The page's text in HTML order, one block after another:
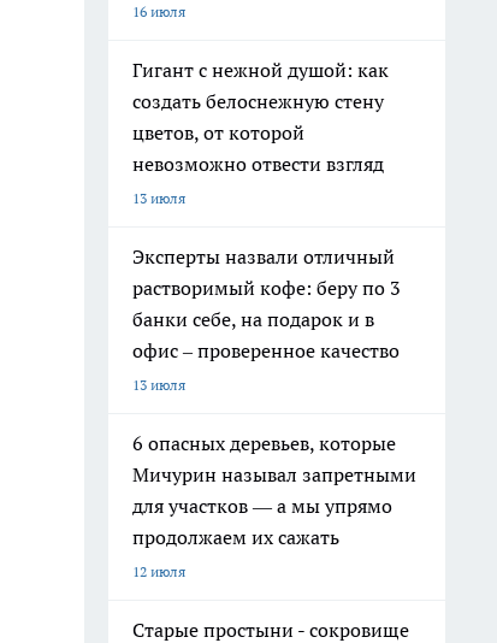
16 июля
Гигант с нежной душой: как
создать белоснежную стену
цветов, от которой
невозможно отвести взгляд
13 июля
Эксперты назвали отличный
растворимый кофе: беру по 3
банки себе, на подарок и в
офис – проверенное качество
13 июля
6 опасных деревьев, которые
Мичурин называл запретными
для участков — а мы упрямо
продолжаем их сажать
12 июля
Старые простыни - сокровище